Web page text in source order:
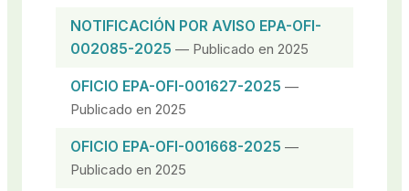
NOTIFICACIÓN POR AVISO EPA-OFI-
002085-2025 — Publicado en 2025
OFICIO EPA-OFI-001627-2025 —
Publicado en 2025
OFICIO EPA-OFI-001668-2025 —
Publicado en 2025